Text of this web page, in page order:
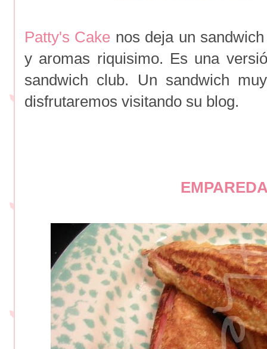
Patty's Cake nos deja un
y aromas riquisimo. Es una
sandwich club. Un sandwich
disfrutaremos visitando su blog.